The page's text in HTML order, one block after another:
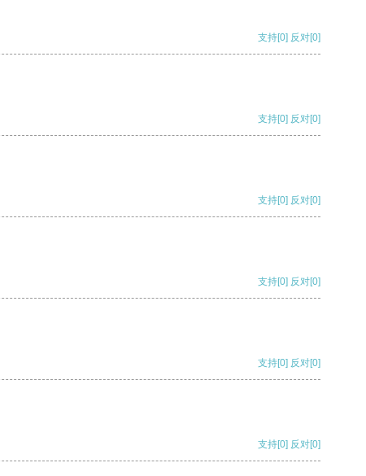
支持[0] 反对[0]
支持[0] 反对[0]
支持[0] 反对[0]
支持[0] 反对[0]
支持[0] 反对[0]
支持[0] 反对[0]